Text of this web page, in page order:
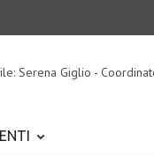
Serena Giglio -